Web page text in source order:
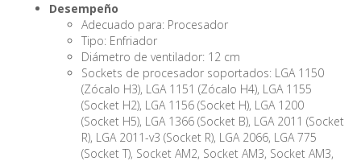
Desempeño
Adecuado para: Procesador
Tipo: Enfriador
Diámetro de ventilador: 12 cm
Sockets de procesador soportados: LGA 1150
(Zócalo H3), LGA 1151 (Zócalo H4), LGA 1155
(Socket H2), LGA 1156 (Socket H), LGA 1200
(Socket H5), LGA 1366 (Socket B), LGA 2011 (Socket
R), LGA 2011-v3 (Socket R), LGA 2066, LGA 775
(Socket T), Socket AM2, Socket AM3, Socket AM3,